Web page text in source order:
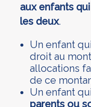
aux enfants
les deux.
Un enfant
droit au
allocations
de ce
Un enfant
parents ou